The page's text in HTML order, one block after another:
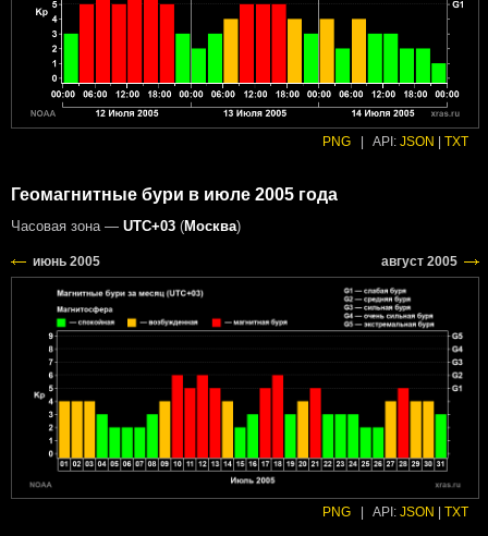
PNG API: JSON TXT
Геомагнитные бури в июле 2005 года
Часовая зона — UTC+03 (Москва)
PNG API: JSON TXT